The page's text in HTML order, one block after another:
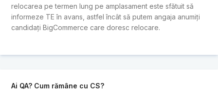
relocarea pe termen lung pe amplasament este sfătuit să
informeze TE în avans, astfel încât să putem angaja anumiți
candidați BigCommerce care doresc relocare.
Ai QA? Cum rămâne cu CS?